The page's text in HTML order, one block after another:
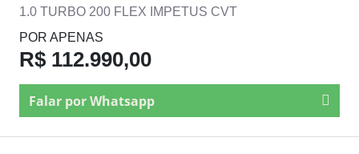
1.0 TURBO 200 FLEX IMPETUS CVT
POR APENAS
R$ 112.990,00
Falar por Whatsapp